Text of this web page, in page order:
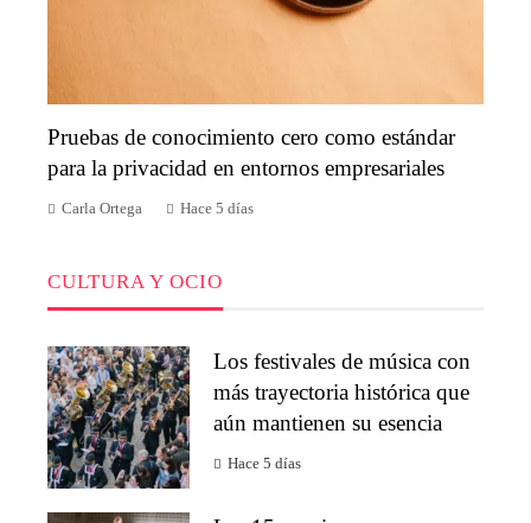
Pruebas de conocimiento cero como estándar
para la privacidad en entornos empresariales
Carla Ortega Hace 5 días
CULTURA Y OCIO
Los festivales de música con
más trayectoria histórica que
aún mantienen su esencia
Hace 5 días